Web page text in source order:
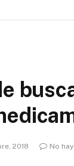
2018 No